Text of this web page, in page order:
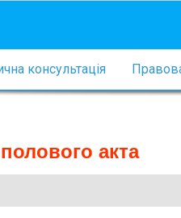
консультація
акта